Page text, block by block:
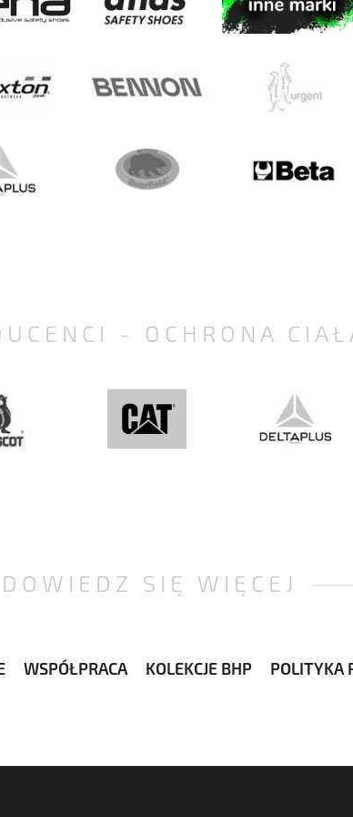
- OCHRONA
DOWIEDZ SIĘ WIĘCEJ
WSPÓŁPRACA KOLEKCJE BHP POLITYKA